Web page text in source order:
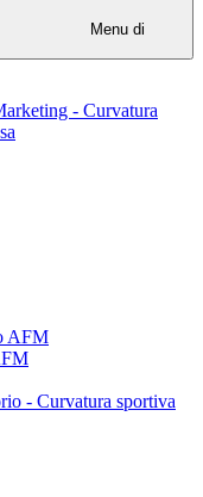
Menu di
- Curvatura
AFM
- Curvatura sportiva